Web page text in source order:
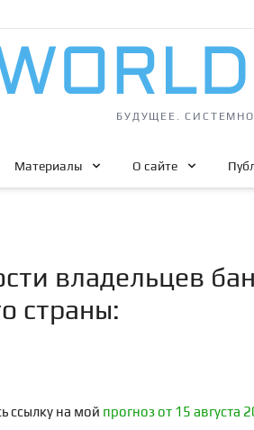
БУДУЩЕЕ. СИСТЕМНО
Материалы О сайте
владельцев
страны:
ссылку на мой прогноз от 15 августа